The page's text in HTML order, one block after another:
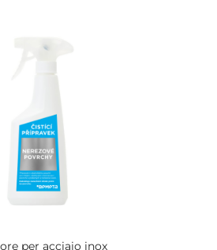
per acciaio inox